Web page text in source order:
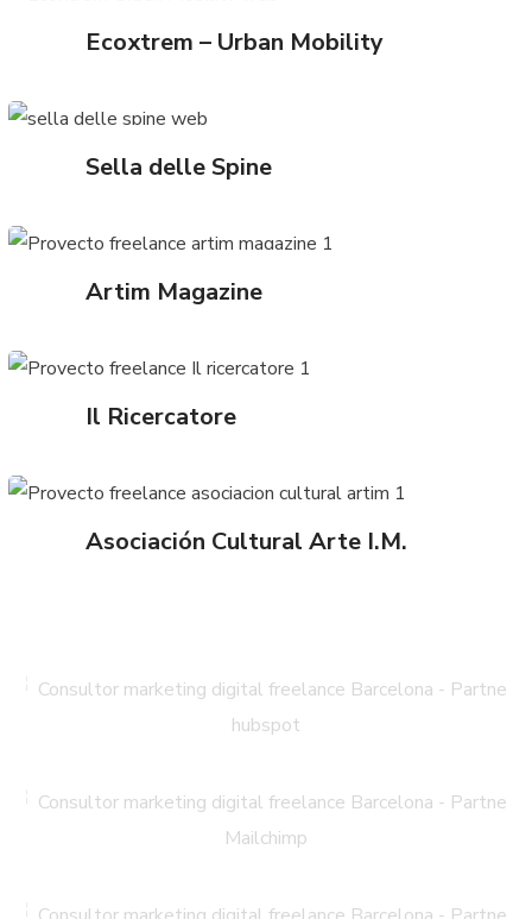
Ecoxtrem – Urban Mobility
Sella delle Spine
Artim Magazine
Il Ricercatore
Asociación Cultural Arte I.M.